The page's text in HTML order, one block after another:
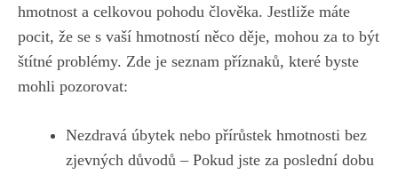
hmotnost a celkovou pohodu člověka. Jestliže máte
pocit, že se s vaší ⁢hmotností něco⁢ děje, mohou za to být
štítné problémy.⁣ Zde je seznam​ příznaků, které byste
mohli pozorovat:
Nezdravá úbytek nebo přírůstek hmotnosti bez
zjevných důvodů – Pokud jste za poslední dobu